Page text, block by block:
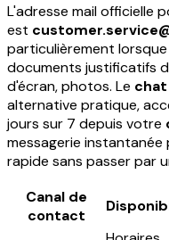
L'adresse mail officielle
est
particulièrement
documents justificatifs
d'écran, photos. Le
alternative pratique,
jours sur 7 depuis votre
messagerie
rapide sans passer par
Canal de
contact